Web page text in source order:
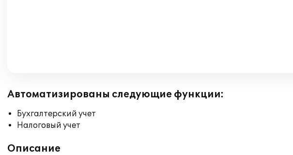
Автоматизированы следующие функции:
Бухгалтерский учет
Налоговый учет
Описание